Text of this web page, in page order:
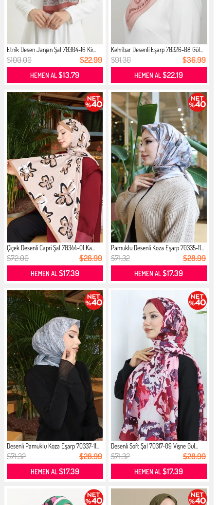
Etnik Desen Janjan Şal 70304-16 Kir...
$100.00 $22.99
HEMEN AL$13.79
Kehribar Desenli Eşarp 70326-08 Gül...
$91.30 $36.99
HEMEN AL$22.19
Çiçek Desenli Capri Şal 70344-01 Ka...
$72.00 $28.99
HEMEN AL$17.39
Pamuklu Desenli Koza Eşarp 70335-11...
$71.32 $28.99
HEMEN AL$17.39
Desenli Pamuklu Koza Eşarp 70337-11...
$71.32 $28.99
HEMEN AL$17.39
Desenli Soft Şal 70317-09 Vişne Gül...
$71.32 $28.99
HEMEN AL$17.39